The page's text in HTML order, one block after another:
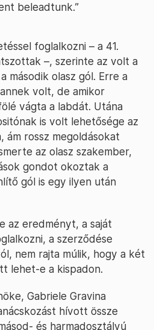
beleadtunk.”
foglalkozni – a 41.
–, szerinte az volt a
második olasz gól. Erre a
volt, de amikor
vágta a labdát. Utána
is volt lehetősége az
ám rossz megoldásokat
az olasz szakember,
gondot okoztak a
gól is egy ilyen után
az eredményt, a saját
a szerződése
nem rajta múlik, hogy a két
lehet-e a kispadon.
Gabriele Gravina
hívott össze
és harmadosztályú